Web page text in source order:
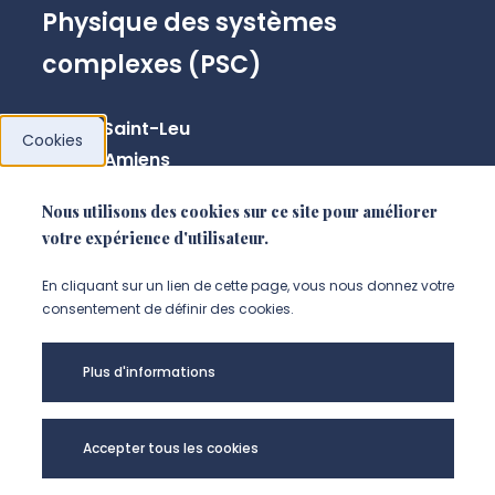
Physique des systèmes
complexes (PSC)
33 rue Saint-Leu
80039 Amiens
NOUS CONTACTER
Cookies
Nous utilisons des cookies sur ce site pour améliorer
votre expérience d'utilisateur.
En cliquant sur un lien de cette page, vous nous donnez votre
consentement de définir des cookies.
Plus d'informations
Accepter tous les cookies